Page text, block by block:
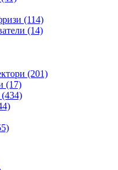
(114)
(14)
(201)
(17)
(434)